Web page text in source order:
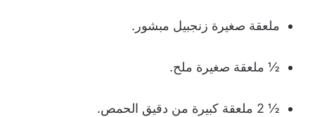
ملعقة صغيرة زنجبيل مبشور.
½ ملعقة صغيرة ملح.
½ 2 ملعقة كبيرة من دقيق الحمص.